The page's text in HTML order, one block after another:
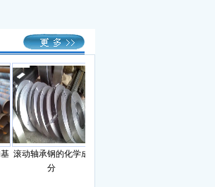
滚动轴承钢的化学成 钢材理论重量计算公